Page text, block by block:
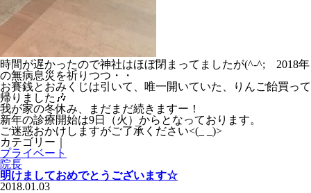
時間が遅かったので神社はほぼ閉まってましたが(^-^; 2018年
の無病息災を祈りつつ・・
お賽銭とおみくじは引いて、唯一開いていた、りんご飴買って
帰りました🎶
我が家の冬休み、まだまだ続きますー！
新年の診療開始は9日（火）からとなっております。
ご迷惑おかけしますがご了承ください<(_ _)>
カテゴリー｜
プライベート
院長
明けましておめでとうございます☆
2018.01.03